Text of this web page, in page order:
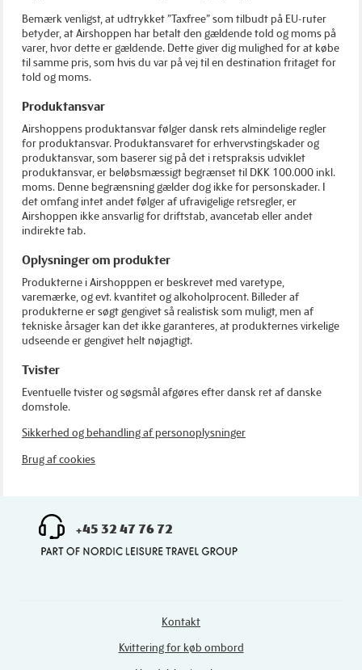
Bemærk venligst, at udtrykket ”Taxfree” som tilbudt på EU-ruter
betyder, at Airshoppen har betalt den gældende told og moms på
varer, hvor dette er gældende. Dette giver dig mulighed for at købe
til samme pris, som hvis du var på vej til en destination fritaget for
told og moms.
Produktansvar
Airshoppens produktansvar følger dansk rets almindelige regler
for produktansvar. Produktansvaret for erhvervstingskader og
produktansvar, som baserer sig på det i retspraksis udviklet
produktansvar, er beløbsmæssigt begrænset til DKK 100.000 inkl.
moms. Denne begrænsning gælder dog ikke for personskader. I
det omfang intet andet følger af ufravigelige retsregler, er
Airshoppen ikke ansvarlig for driftstab, avancetab eller andet
indirekte tab.
Oplysninger om produkter
Produkterne i Airshopppen er beskrevet med varetype,
varemærke, og evt. kvantitet og alkoholprocent. Billeder af
produkterne er søgt gengivet så realistisk som muligt, men af
tekniske årsager kan det ikke garanteres, at produkternes virkelige
udseende er gengivet helt nøjagtigt.
Tvister
Eventuelle tvister og søgsmål afgøres efter dansk ret af danske
domstole.
Sikkerhed og behandling af personoplysninger
Brug af cookies
+45 32 47 76 72
Kontakt
Kvittering for køb ombord